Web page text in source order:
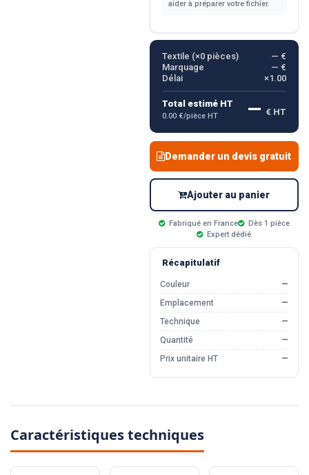
aider à préparer votre fichier.
Textile (×0pièces)
— €
Marquage
— €
Délai
×1.00
Total estimé HT
0.00 €/pièce HT — € HT
Demander un devis gratuit
Ajouter au panier
Fabriqué en France
Dès 1 pièce
Expert dédié
Récapitulatif
Couleur
—
Emplacement
—
Technique
—
Quantité
—
Prix unitaire HT
—
Caractéristiques techniques